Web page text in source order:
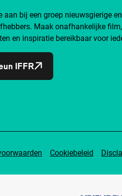
aan bij een groep nieuwsgierige
Maak onafhankelijke
en inspiratie bereikbaar voor
IFFR
Cookiebeleid